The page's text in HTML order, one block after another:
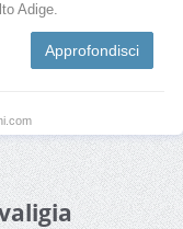
Adige.
Approfondisci